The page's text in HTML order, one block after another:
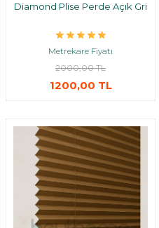
Diamond Plise Perde Açık Gri
Metrekare Fiyatı
2000,00 TL
1200,00 TL